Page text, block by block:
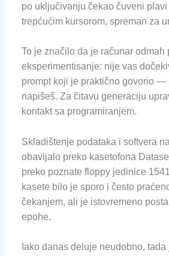
po uključivanju čekao čuveni plavi
trepćućim kursorom, spreman za
To je značilo da je računar odmah
eksperimentisanje: nije vas
prompt koji je praktično govorio —
napišeš. Za čitavu generaciju
kontakt sa programiranjem.
Skladištenje podataka i softvera
obavljalo preko kasetofona
preko poznate floppy jedinice
kasete bilo je sporo i često
čekanjem, ali je istovremeno
epohe.
Iako danas deluje neudobno, tada